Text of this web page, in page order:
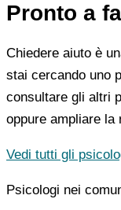
Pronto a
Chiedere aiuto è
stai cercando uno
consultare gli altri
oppure ampliare la
Vedi tutti gli
Psicologi nei